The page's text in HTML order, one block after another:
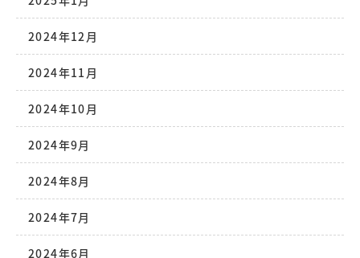
2024年12月
2024年11月
2024年10月
2024年9月
2024年8月
2024年7月
2024年6月